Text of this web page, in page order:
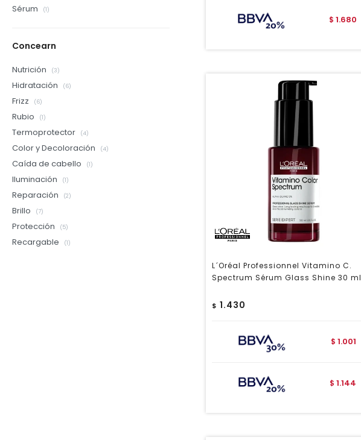
$ 1.680
L´Oréal Professionnel Vitamino C.
Spectrum Sérum Glass Shine 30 ml
$ 1.430
$ 1.001
$ 1.144
Sérum (1)
Concearn
Nutrición (3)
Hidratación (6)
Frizz (6)
Rubio (1)
Termoprotector (4)
Color y Decoloración (4)
Caída de cabello (1)
Iluminación (1)
Reparación (2)
Brillo (7)
Protección (5)
Recargable (1)